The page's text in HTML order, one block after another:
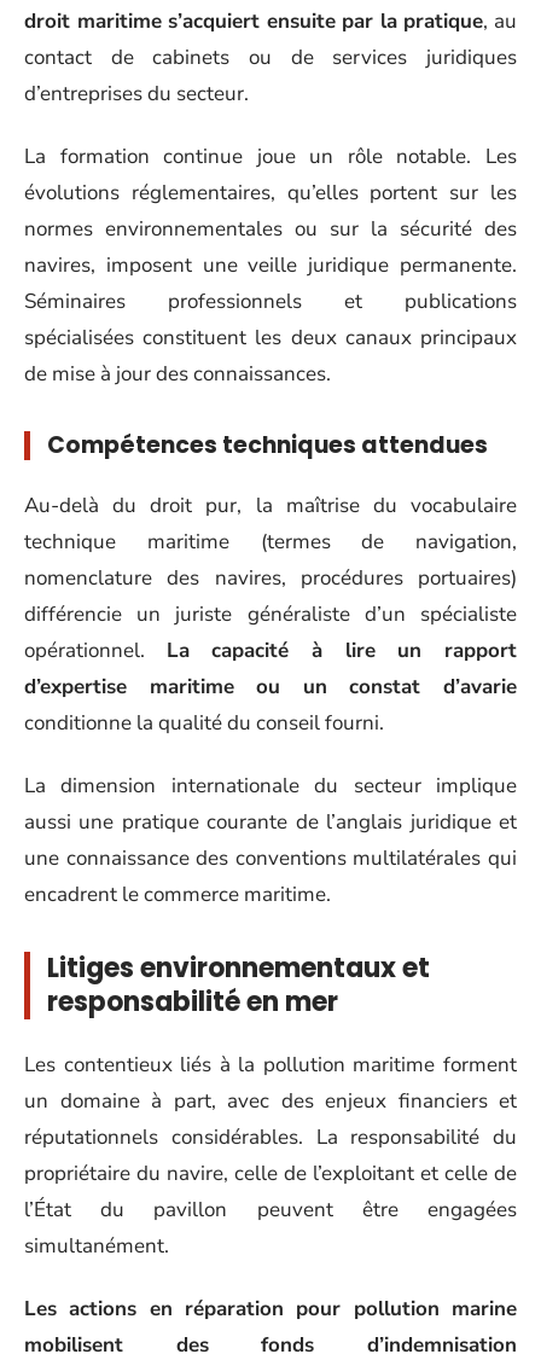
droit maritime s’acquiert ensuite par la pratique, au
contact de cabinets ou de services juridiques
d’entreprises du secteur.
La formation continue joue un rôle notable. Les
évolutions réglementaires, qu’elles portent sur les
normes environnementales ou sur la sécurité des
navires, imposent une veille juridique permanente.
Séminaires professionnels et publications
spécialisées constituent les deux canaux principaux
de mise à jour des connaissances.
Compétences techniques attendues
Au-delà du droit pur, la maîtrise du vocabulaire
technique maritime (termes de navigation,
nomenclature des navires, procédures portuaires)
différencie un juriste généraliste d’un spécialiste
opérationnel. La capacité à lire un rapport
d’expertise maritime ou un constat d’avarie
conditionne la qualité du conseil fourni.
La dimension internationale du secteur implique
aussi une pratique courante de l’anglais juridique et
une connaissance des conventions multilatérales qui
encadrent le commerce maritime.
Litiges environnementaux et
responsabilité en mer
Les contentieux liés à la pollution maritime forment
un domaine à part, avec des enjeux financiers et
réputationnels considérables. La responsabilité du
propriétaire du navire, celle de l’exploitant et celle de
l’État du pavillon peuvent être engagées
simultanément.
Les actions en réparation pour pollution marine
mobilisent des fonds d’indemnisation